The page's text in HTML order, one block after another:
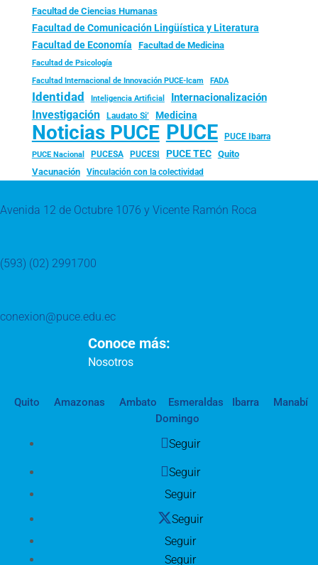
Facultad de Ciencias Humanas
Facultad de Comunicación Lingüística y Literatura
Facultad de Economía Facultad de Medicina
Facultad de Psicología
Facultad Internacional de Innovación PUCE-Icam FADA
Identidad Inteligencia Artificial Internacionalización
Investigación Laudato Si’ Medicina
Noticias PUCE PUCE PUCE Ibarra
PUCE Nacional PUCESA PUCESI PUCE TEC
Quito
Vacunación
Vinculación con la colectividad
Avenida 12 de Octubre 1076 y Vicente Ramón Roca
(593) (02) 2991700
conexion@puce.edu.ec
Conoce más:
Nosotros
Quito Amazonas Ambato Esmeraldas Ibarra
Manabí
Domingo
Seguir
Seguir
Seguir
Seguir
Seguir
Seguir